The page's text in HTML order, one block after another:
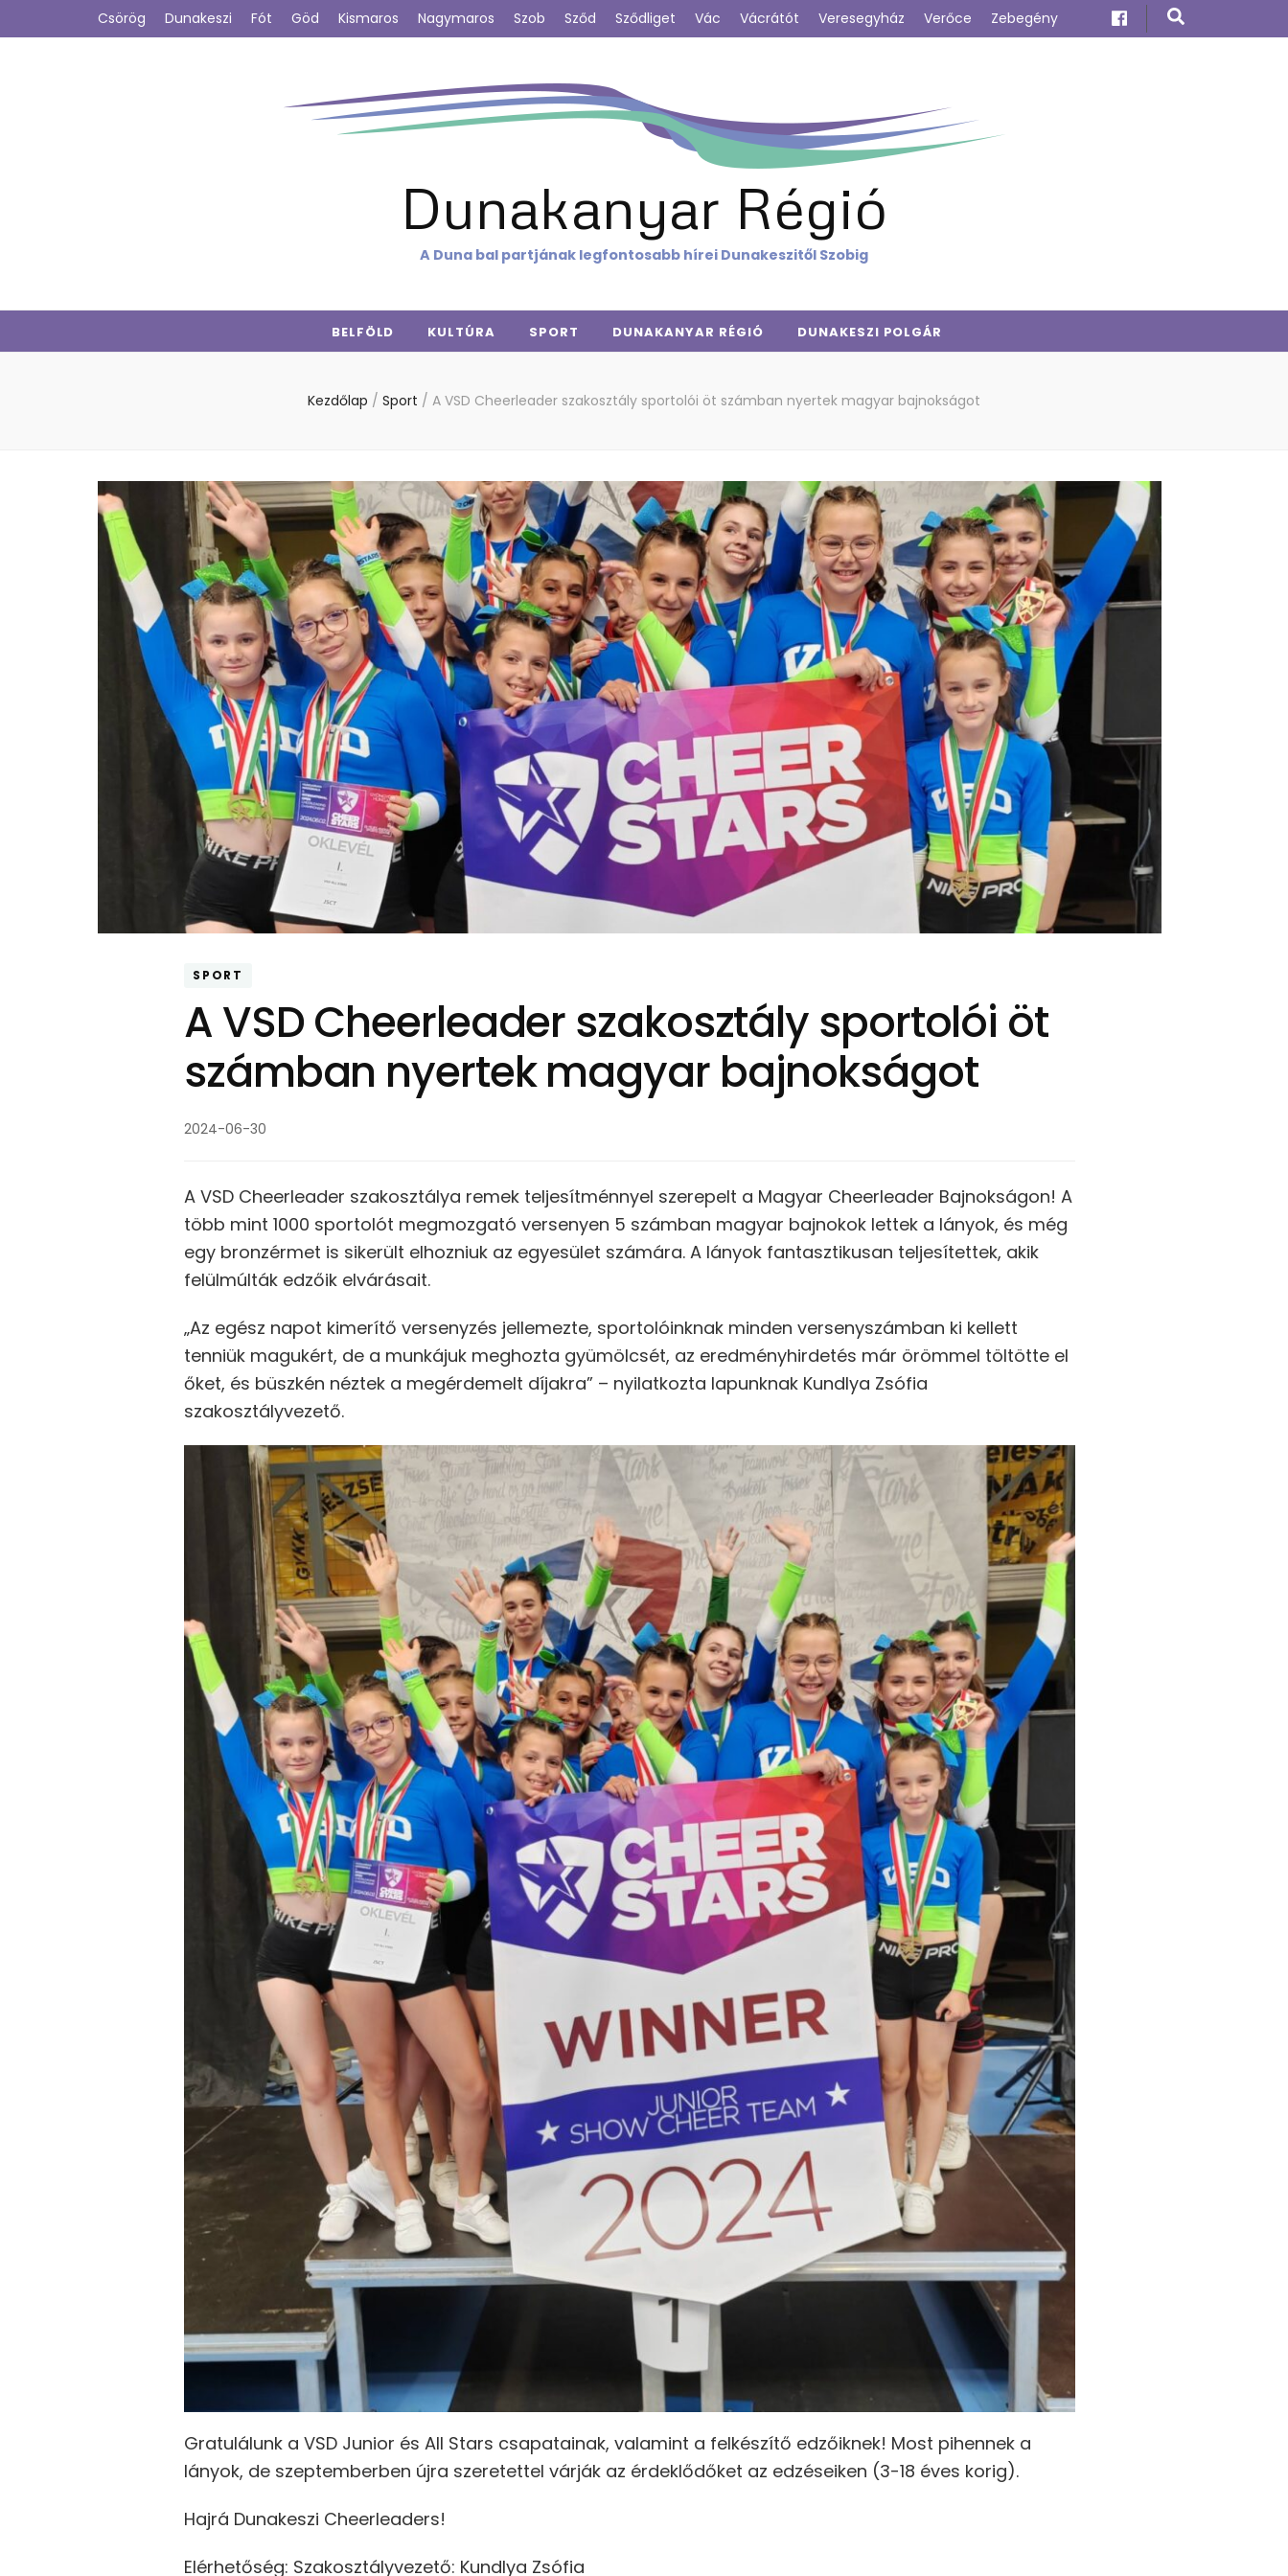
Csörög Dunakeszi Fót Göd Kismaros Nagymaros Szob Sződ Sződliget Vác Vácrátót Veresegyház Verőce Zebegény
Dunakanyar Régió
A Duna bal partjának legfontosabb hírei Dunakeszitől Szobig
BELFÖLD KULTÚRA SPORT DUNAKANYAR RÉGIÓ DUNAKESZI POLGÁR
Kezdőlap / Sport / A VSD Cheerleader szakosztály sportolói öt számban nyertek magyar bajnokságot
SPORT
A VSD Cheerleader szakosztály sportolói öt
számban nyertek magyar bajnokságot
2024-06-30
A VSD Cheerleader szakosztálya remek teljesítménnyel szerepelt a Magyar Cheerleader Bajnokságon! A
több mint 1000 sportolót megmozgató versenyen 5 számban magyar bajnokok lettek a lányok, és még
egy bronzérmet is sikerült elhozniuk az egyesület számára. A lányok fantasztikusan teljesítettek, akik
felülmúlták edzőik elvárásait.
„Az egész napot kimerítő versenyzés jellemezte, sportolóinknak minden versenyszámban ki kellett
tenniük magukért, de a munkájuk meghozta gyümölcsét, az eredményhirdetés már örömmel töltötte el
őket, és büszkén néztek a megérdemelt díjakra” – nyilatkozta lapunknak Kundlya Zsófia
szakosztályvezető.
Gratulálunk a VSD Junior és All Stars csapatainak, valamint a felkészítő edzőiknek! Most pihennek a
lányok, de szeptemberben újra szeretettel várják az érdeklődőket az edzéseiken (3-18 éves korig).
Hajrá Dunakeszi Cheerleaders!
Elérhetőség: Szakosztályvezető: Kundlya Zsófia